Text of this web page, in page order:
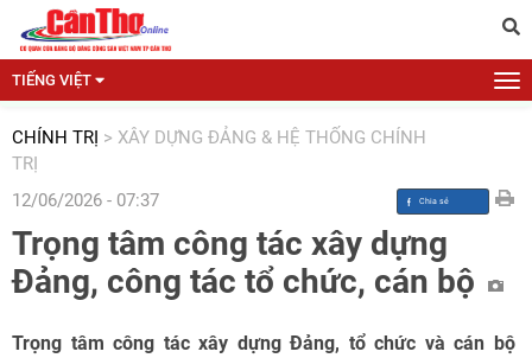
TIẾNG VIỆT
CHÍNH TRỊ > XÂY DỰNG ĐẢNG & HỆ THỐNG CHÍNH
TRỊ
12/06/2026 - 07:37
Trọng tâm công tác xây dựng
Đảng, công tác tổ chức, cán bộ
Trọng tâm công tác xây dựng Đảng, tổ chức và cán bộ